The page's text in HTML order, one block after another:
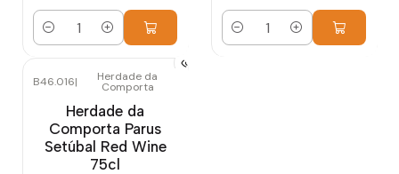
Cantidad Cantidad
B46.016| Herdade da
Comporta
Herdade da
Comporta Parus
Setúbal Red Wine
75cl